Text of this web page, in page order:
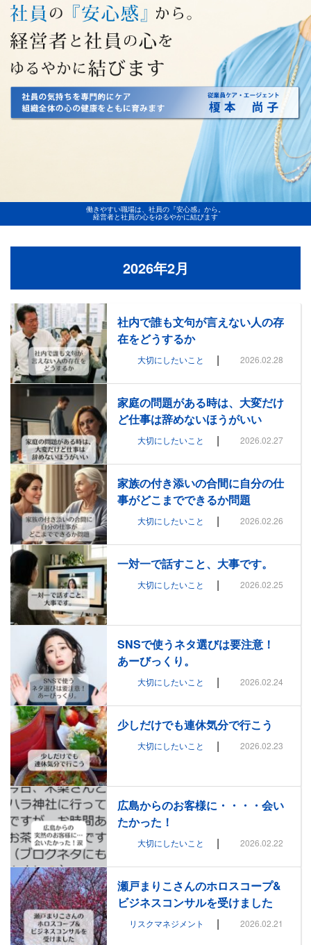
働きやすい職場は、社員の『安心感』から。
経営者と社員の心をゆるやかに結びます
2026年2月
社内で誰も文句が言えない人の存
在をどうするか
大切にしたいこと | 2026.02.28
家庭の問題がある時は、大変だけ
ど仕事は辞めないほうがいい
大切にしたいこと | 2026.02.27
家族の付き添いの合間に自分の仕
事がどこまでできるか問題
大切にしたいこと | 2026.02.26
一対一で話すこと、大事です。
大切にしたいこと | 2026.02.25
SNSで使うネタ選びは要注意！
あーびっくり。
大切にしたいこと | 2026.02.24
少しだけでも連休気分で行こう
大切にしたいこと | 2026.02.23
広島からのお客様に・・・・会い
たかった！
大切にしたいこと | 2026.02.22
瀬戸まりこさんのホロスコープ&
ビジネスコンサルを受けました
リスクマネジメント | 2026.02.21